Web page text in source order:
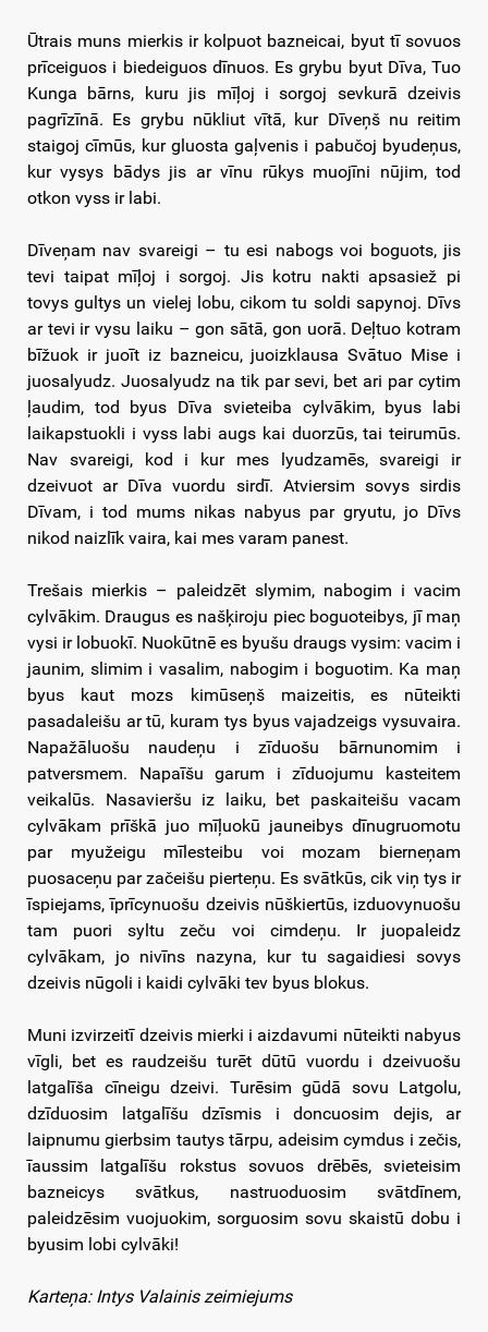
Ūtrais muns mierkis ir kolpuot bazneicai, byut tī sovuos
prīceiguos i biedeiguos dīnuos. Es grybu byut Dīva, Tuo
Kunga bārns, kuru jis mīļoj i sorgoj sevkurā dzeivis
pagrīzīnā. Es grybu nūkliut vītā, kur Dīveņš nu reitim
staigoj cīmūs, kur gluosta gaļvenis i pabučoj byudeņus,
kur vysys bādys jis ar vīnu rūkys muojīni nūjim, tod
otkon vyss ir labi.
Dīveņam nav svareigi – tu esi nabogs voi boguots, jis
tevi taipat mīļoj i sorgoj. Jis kotru nakti apsasiež pi
tovys gultys un vielej lobu, cikom tu soldi sapynoj. Dīvs
ar tevi ir vysu laiku – gon sātā, gon uorā. Deļtuo kotram
bīžuok ir juoīt iz bazneicu, juoizklausa Svātuo Mise i
juosalyudz. Juosalyudz na tik par sevi, bet ari par cytim
ļaudim, tod byus Dīva svieteiba cylvākim, byus labi
laikapstuokli i vyss labi augs kai duorzūs, tai teirumūs.
Nav svareigi, kod i kur mes lyudzamēs, svareigi ir
dzeivuot ar Dīva vuordu sirdī. Atviersim sovys sirdis
Dīvam, i tod mums nikas nabyus par gryutu, jo Dīvs
nikod naizlīk vaira, kai mes varam panest.
Trešais mierkis – paleidzēt slymim, nabogim i vacim
cylvākim. Draugus es našķiroju piec boguoteibys, jī maņ
vysi ir lobuokī. Nuokūtnē es byušu draugs vysim: vacim i
jaunim, slimim i vasalim, nabogim i boguotim. Ka maņ
byus kaut mozs kimūseņš maizeitis, es nūteikti
pasadaleišu ar tū, kuram tys byus vajadzeigs vysuvaira.
Napažāluošu naudeņu i zīduošu bārnunomim i
patversmem. Napaīšu garum i zīduojumu kasteitem
veikalūs. Nasavieršu iz laiku, bet paskaiteišu vacam
cylvākam prīškā juo mīļuokū jauneibys dīnugruomotu
par myužeigu mīlesteibu voi mozam bierneņam
puosaceņu par začeišu pierteņu. Es svātkūs, cik viņ tys ir
īspiejams, īprīcynuošu dzeivis nūškiertūs, izduovynuošu
tam puori syltu zeču voi cimdeņu. Ir juopaleidz
cylvākam, jo nivīns nazyna, kur tu sagaidiesi sovys
dzeivis nūgoli i kaidi cylvāki tev byus blokus.
Muni izvirzeitī dzeivis mierki i aizdavumi nūteikti nabyus
vīgli, bet es raudzeišu turēt dūtū vuordu i dzeivuošu
latgalīša cīneigu dzeivi. Turēsim gūdā sovu Latgolu,
dzīduosim latgalīšu dzīsmis i doncuosim dejis, ar
laipnumu gierbsim tautys tārpu, adeisim cymdus i zečis,
īaussim latgalīšu rokstus sovuos drēbēs, svieteisim
bazneicys svātkus, nastruoduosim svātdīnem,
paleidzēsim vuojuokim, sorguosim sovu skaistū dobu i
byusim lobi cylvāki!
Karteņa: Intys Valainis zeimiejums